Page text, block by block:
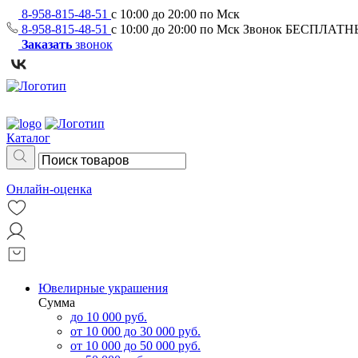
8-958-815-48-51 с 10:00 до 20:00 по Мск
8-958-815-48-51 с 10:00 до 20:00 по Мск Звонок
Заказать звонок
Каталог
Онлайн-оценка
Ювелирные украшения
Сумма
до 10 000 руб.
от 10 000 до 30 000 руб.
от 10 000 до 50 000 руб.